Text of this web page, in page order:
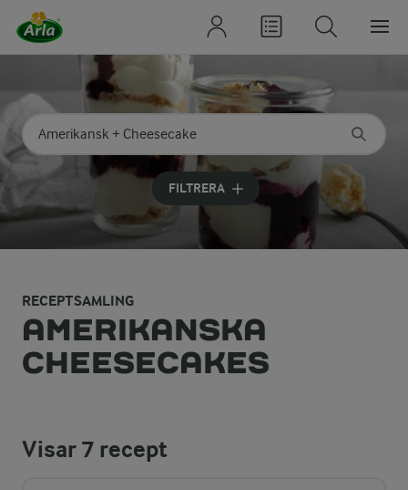
Sök på kategori eller ingrediens
Skriv in sökord för att få förslag
FILTRERA
RECEPTSAMLING
AMERIKANSKA
CHEESECAKES
Visar7 recept